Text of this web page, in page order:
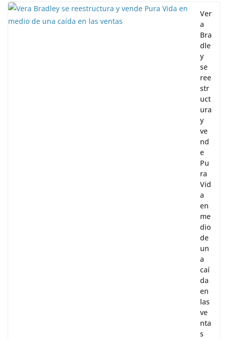
Ver
a
Bra
dle
y
se
ree
str
uct
ura
y
ve
nd
e
Pu
ra
Vid
a
en
me
dio
de
un
a
caí
da
en
las
ve
nta
s